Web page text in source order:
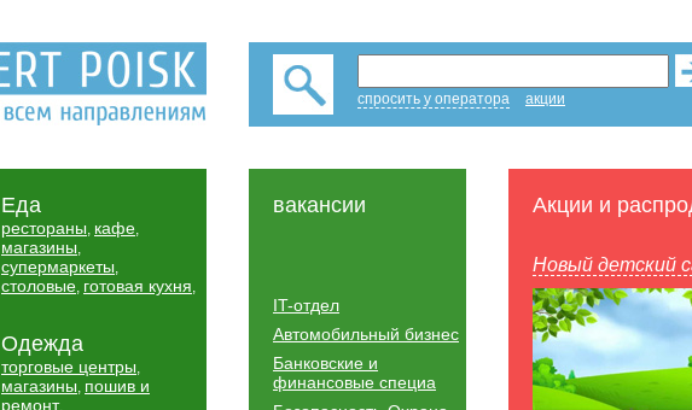
спросить у оператора акции
Еда
рестораны, кафе,
магазины,
супермаркеты,
столовые, готовая кухня,
Одежда
торговые центры,
магазины, пошив и
ремонт,
вакансии
IT-отдел
Автомобильный бизнес
Банковские и
финансовые специа
Акции и
Новый детский